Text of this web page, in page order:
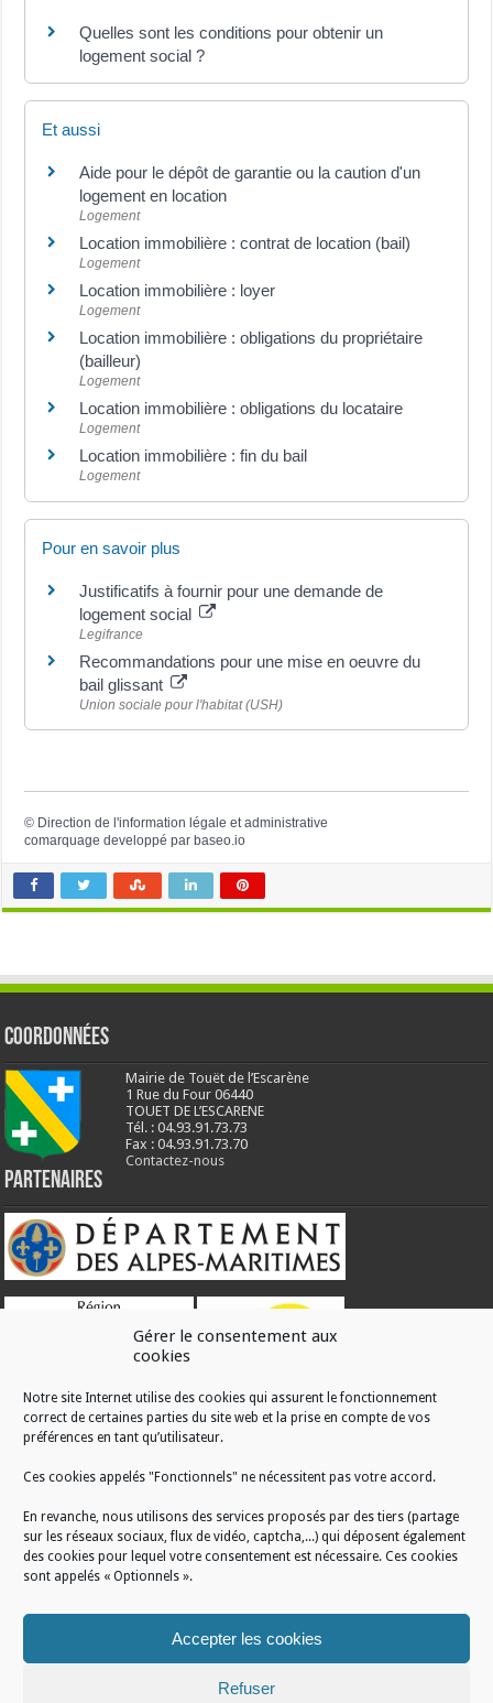
Gérer le consentement aux
cookies
Notre site Internet utilise des cookies qui assurent le fonctionnement
correct de certaines parties du site web et la prise en compte de vos
préférences en tant qu’utilisateur.
Ces cookies appelés "Fonctionnels" ne nécessitent pas votre accord.
En revanche, nous utilisons des services proposés par des tiers (partage
sur les réseaux sociaux, flux de vidéo, captcha,...) qui déposent également
des cookies pour lequel votre consentement est nécessaire. Ces cookies
sont appelés « Optionnels ».
Accepter les cookies
Refuser
Quelles sont les conditions pour obtenir un
logement social ?
Et aussi
Aide pour le dépôt de garantie ou la caution d'un
logement en location
Logement
Location immobilière : contrat de location (bail)
Logement
Location immobilière : loyer
Logement
Location immobilière : obligations du propriétaire
(bailleur)
Logement
Location immobilière : obligations du locataire
Logement
Location immobilière : fin du bail
Logement
Pour en savoir plus
Justificatifs à fournir pour une demande de
logement social
Legifrance
Recommandations pour une mise en oeuvre du
bail glissant
Union sociale pour l'habitat (USH)
© Direction de l'information légale et administrative
comarquage developpé parbaseo.io
Coordonnées
Mairie de Touët de l’Escarène
1 Rue du Four 06440
TOUET DE L’ESCARENE
Tél. : 04.93.91.73.73
Fax : 04.93.91.73.70
Contactez-nous
Partenaires
RÉALISATION